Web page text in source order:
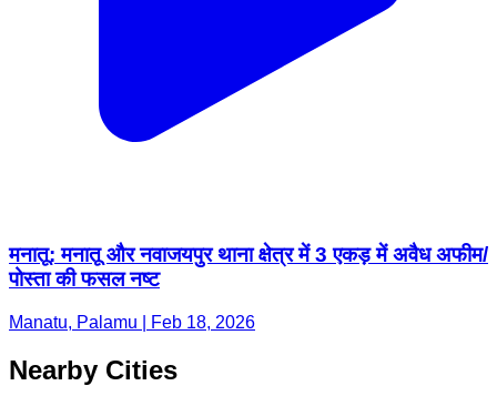
मनातू: मनातू और नवाजयपुर थाना क्षेत्र में 3 एकड़ में अवैध अफीम/
पोस्ता की फसल नष्ट
Manatu, Palamu | Feb 18, 2026
Nearby Cities